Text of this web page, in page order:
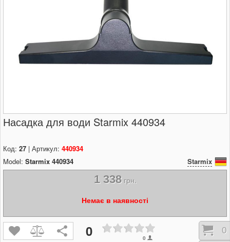
Насадка для води Starmix 440934
Код: 27 | Артикул: 440934
Model: Starmix 440934 Starmix
1 338грн.
Немає в наявності
0 0
0